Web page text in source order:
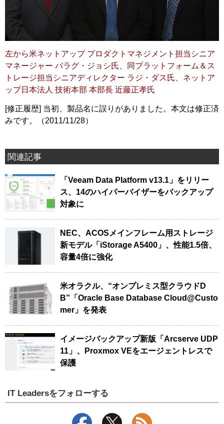
左から米ネットアップ プロダクトマネジメント担当シニア
マネージャー パラグ・ジョシ氏、同プラットフォーム＆ス
トレージ担当シニアディレクター ラジ・ダス氏、ネットア
ップ日本法人 技術本部 本部長 近藤正孝氏
[修正履歴] 当初、製品名に誤りがありました。本文は修正済
みです。（2011/11/28）
関連記事
「Veeam Data Platform v13.1」をリリー
ス、14のハイパーバイザーをバックアップ
対象に
NEC、ACOSメインフレーム用ストレージ
新モデル「iStorage A5400」、性能1.5倍、
容量4倍に強化
米オラクル、“オンプレミス型クラウドD
B”「Oracle Base Database Cloud@Custo
mer」を発表
イメージバックアップ新版「Arcserve UDP
11」、Proxmox VEをエージェントレスで
保護
IT Leadersをフォローする